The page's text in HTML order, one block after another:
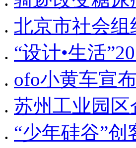
. 北京市社会
. “设计•生活
. ofo小黄车宣
. 苏州工业园
. “少年硅谷”